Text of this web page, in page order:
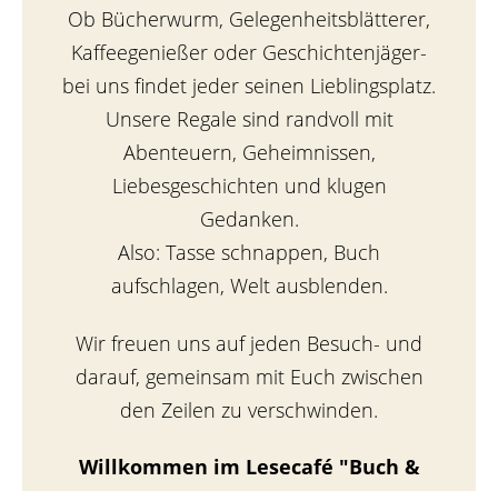
Ob Bücherwurm, Gelegenheitsblätterer,
Kaffeegenießer oder Geschichtenjäger-
bei uns findet jeder seinen Lieblingsplatz.
Unsere Regale sind randvoll mit
Abenteuern, Geheimnissen,
Liebesgeschichten und klugen
Gedanken.
Also: Tasse schnappen, Buch
aufschlagen, Welt ausblenden.
Wir freuen uns auf jeden Besuch- und
darauf, gemeinsam mit Euch zwischen
den Zeilen zu verschwinden.
Willkommen im Lesecafé "Buch &